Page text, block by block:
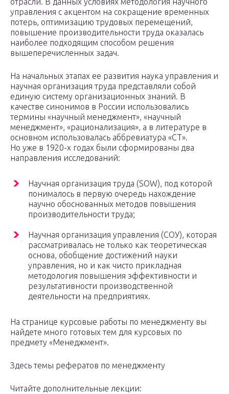
управления с акцентом на сокращение временных
потерь, оптимизацию трудовых перемещений,
повышение производительности труда оказалась
наиболее подходящим способом решения
вышеперечисленных задач.
На начальных этапах ее развития наука управления и
научная организация труда представляли собой
единую систему организационных знаний. В
качестве синонимов в России использовались
термины «научный менеджмент», «научный
менеджмент», «рационализация», а в литературе в
основном использовалась аббревиатура «СТ».
Но уже в 1920-х годах были сформированы два
направления исследований:
Научная организация труда (SOW), под которой
понималось в первую очередь нахождение
научно обоснованных методов повышения
производительности труда;
Научная организация управления (СОУ), которая
рассматривалась не только как теоретическая
основа, обобщение достижений науки
управления, но и как чисто прикладная
методология повышения эффективности и
результативности производственной
деятельности на предприятиях.
На странице курсовые работы по менеджменту вы
найдете много готовых тем для курсовых по
предмету «Менеджмент».
Здесь темы рефератов по менеджменту
Читайте дополнительные лекции: